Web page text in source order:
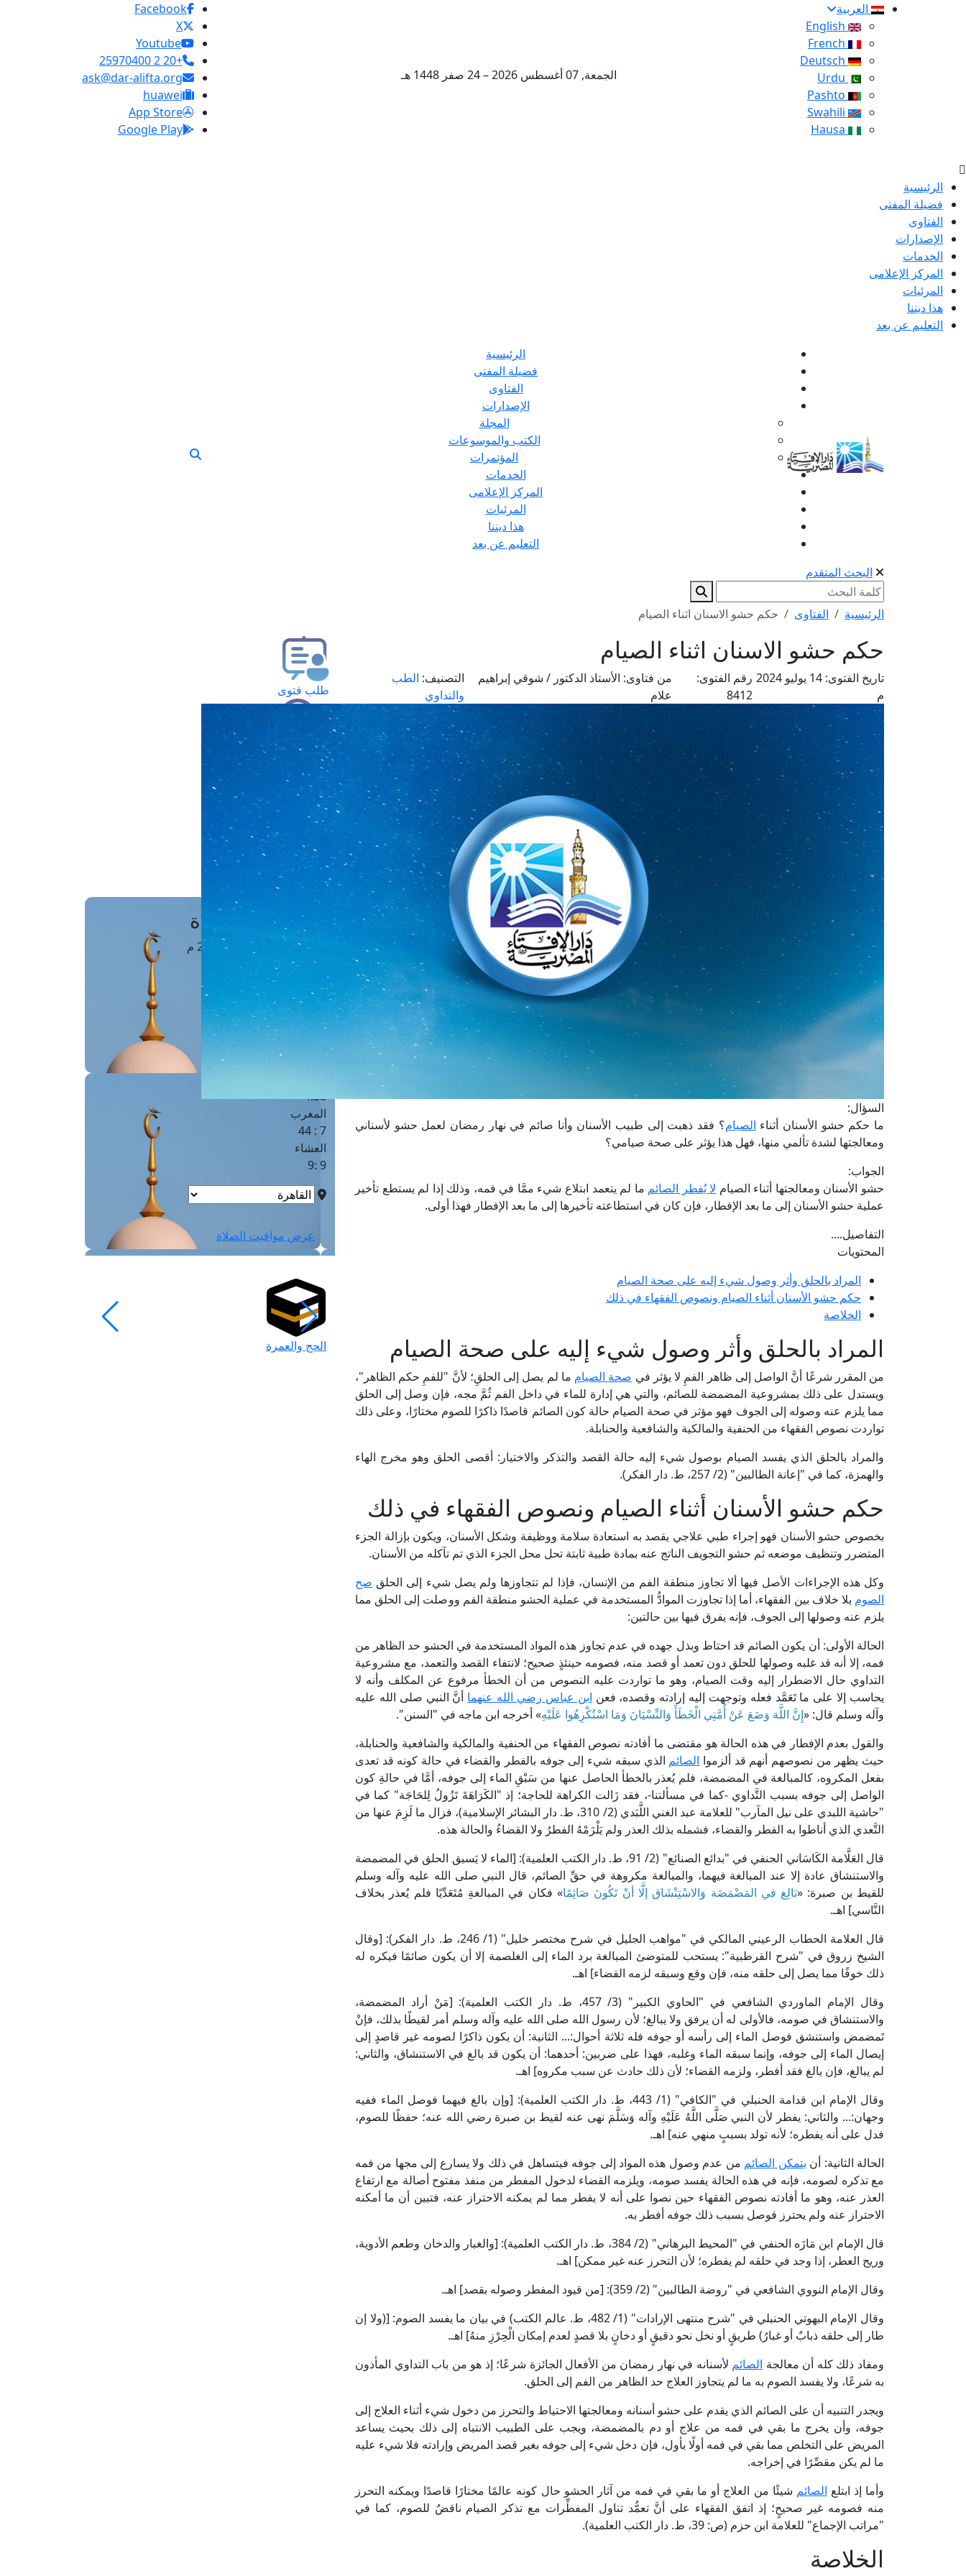
العربية
الجمعة, 07 أغسطس 2026 – 24 صفر 1448 هـ
Facebook
X
Youtube
+20 2 25970400
ask@dar-alifta.org
huawei
App Store
Google Play
الرئيسية
فضيلة المفتى
الفتاوى
الإصدارات
الخدمات
المركز الإعلامى
المرئيات
هذا ديننا
التعليم عن بعد
الرئيسية
فضيلة المفتى
الفتاوى
الإصدارات
المجلة
الكتب والموسوعات
المؤتمرات
الخدمات
المركز الإعلامى
المرئيات
هذا ديننا
التعليم عن بعد
البحث المتقدم
الرئيسية الفتاوى حكم حشو الاسنان اثناء الصيام
حكم حشو الاسنان اثناء الصيام
تاريخ الفتوى:
14 يوليو 2024
م
رقم الفتوى:
8412
من فتاوى: الأستاذ الدكتور / شوقي إبراهيم
علام
التصنيف: الطب
والتداوي
السؤال:
ما حكم حشو الأسنان أثناء الصيام؟ فقد ذهبت إلى طبيب الأسنان وأنا صائم في نهار رمضان لعمل حشو لأسناني
ومعالجتها لشدة تألمي منها، فهل هذا يؤثر على صحة صيامي؟
الجواب:
حشو الأسنان ومعالجتها أثناء الصيام لا يُفطر الصائم ما لم يتعمد ابتلاع شيء ممَّا في فمه، وذلك إذا لم يستطع تأخير
عملية حشو الأسنان إلى ما بعد الإفطار، فإن كان في استطاعته تأخيرها إلى ما بعد الإفطار فهذا أولى.
التفاصيل....
المحتويات
المراد بالحلق وأثر وصول شيء إليه على صحة الصيام
حكم حشو الأسنان أثناء الصيام ونصوص الفقهاء في ذلك
الخلاصة
المراد بالحلق وأثر وصول شيء إليه على صحة الصيام
من المقرر شرعًا أنَّ الواصل إلى ظاهر الفمِ لا يؤثر في صحة الصيام ما لم يصل إلى الحلقِ؛ لأنَّ "للفمِ حكم الظاهر"،
ويستدل على ذلك بمشروعية المضمضة للصائم، والتي هي إدارة للماء في داخل الفم ثُمَّ مجه، فإن وصل إلى الحلق
مما يلزم عنه وصوله إلى الجوف فهو مؤثر في صحة الصيام حالة كون الصائم قاصدًا ذاكرًا للصوم مختارًا، وعلى ذلك
تواردت نصوص الفقهاء من الحنفية والمالكية والشافعية والحنابلة.
والمراد بالحلق الذي يفسد الصيام بوصول شيء إليه حالة القصد والتذكر والاختيار: أقصى الحلق وهو مخرج الهاء
والهمزة، كما في "إعانة الطالبين" (2/ 257، ط. دار الفكر).
حكم حشو الأسنان أثناء الصيام ونصوص الفقهاء في ذلك
بخصوص حشو الأسنان فهو إجراء طبي علاجي يقصد به استعادة سلامة ووظيفة وشكل الأسنان، ويكون بإزالة الجزء
المتضرر وتنظيف موضعه ثم حشو التجويف الناتج عنه بمادة طبية ثابتة تحل محل الجزء الذي تم تآكله من الأسنان.
وكل هذه الإجراءات الأصل فيها ألا تجاوز منطقة الفم من الإنسان، فإذا لم تتجاوزها ولم يصل شيء إلى الحلق صح
الصوم بلا خلاف بين الفقهاء، أما إذا تجاوزت الموادُّ المستخدمة في عملية الحشو منطقة الفم ووصلت إلى الحلق مما
يلزم عنه وصولها إلى الجوف، فإنه يفرق فيها بين حالتين:
الحالة الأولى: أن يكون الصائم قد احتاط وبذل جهده في عدم تجاوز هذه المواد المستخدمة في الحشو حد الظاهر من
فمه، إلا أنه قد غلبه وصولها للحلق دون تعمد أو قصد منه، فصومه حينئذٍ صحيح؛ لانتفاء القصد والتعمد، مع مشروعية
التداوي حال الاضطرار إليه وقت الصيام، وهو ما تواردت عليه النصوص من أن الخطأ مرفوع عن المكلف وأنه لا
يحاسب إلا على ما تَعَمَّد فعله وتوجهت إليه إرادته وقصده، فعن ابن عباس رضي الله عنهما أنَّ النبي صلى الله عليه
وآله وسلم قال: «إِنَّ اللَّهَ وَضَعَ عَنْ أُمَّتِي الْخَطَأَ وَالنِّسْيَانَ وَمَا اسْتُكْرِهُوا عَلَيْهِ» أخرجه ابن ماجه في "السنن".
والقول بعدم الإفطار في هذه الحالة هو مقتضى ما أفادته نصوص الفقهاء من الحنفية والمالكية والشافعية والحنابلة،
حيث يظهر من نصوصهم أنهم قد ألزموا الصائم الذي سبقه شيء إلى جوفه بالفطر والقضاء في حالة كونه قد تعدى
بفعل المكروه، كالمبالغة في المضمضة، فلم يُعذر بالخطأ الحاصل عنها من سَبْقِ الماء إلى جوفه، أمَّا في حالةِ كون
الواصل إلى جوفه بسبب التَّداوي -كما في مسألتنا-، فقد زَالت الكراهة للحاجة؛ إذ "الكَرَاهَةَ تَزُولُ لِلحَاجَة" كما في
"حاشية اللبدي على نيل المآرب" للعلامة عبد الغني اللَّبَدي (2/ 310، ط. دار البشائر الإسلامية)، فزال ما لَزِمَ عنها من
التَّعدي الذي أناطوا به الفطر والقضاء، فشمله بذلك العذر ولم يَلْزَمْهُ الفطرُ ولا القضاءُ والحالة هذه.
قال العَلَّامة الكَاسَاني الحنفي في "بدائع الصنائع" (2/ 91، ط. دار الكتب العلمية): [الماء لا يَسبق الحلق في المضمضة
والاستنشاق عادة إلا عند المبالغة فيهما، والمبالغة مكروهة في حقِّ الصائم، قال النبي صلى الله عليه وآله وسلم
للقيط بن صبرة: «بَالِغ في المَضْمَضَة وَالاسْتِنْشَاق إلَّا أنْ تَكُونَ صَائِمًا» فكان في المبالغةِ مُتَعَدِّيًا فلم يُعذر بخلاف
النَّاسي] اهـ.
قال العلامة الحطاب الرعيني المالكي في "مواهب الجليل في شرح مختصر خليل" (1/ 246، ط. دار الفكر): [وقال
الشيخ زروق في "شرح القرطبية": يستحب للمتوضئ المبالغة برد الماء إلى الغلصمة إلا أن يكون صائمًا فيكره له
ذلك خوفًا مما يصل إلى حلقه منه، فإن وقع وسبقه لزمه القضاء] اهـ.
وقال الإمام الماوردي الشافعي في "الحاوي الكبير" (3/ 457، ط. دار الكتب العلمية): [مَنْ أراد المضمضة،
والاستنشاق في صومه، فالأولى له أن يرفق ولا يبالغ؛ لأن رسول الله صلى الله عليه وآله وسلم أمر لقيطًا بذلك، فإنْ
تَمضمض واستنشق فوصل الماء إلى رأسه أو جوفه فله ثلاثة أحوال:... الثانية: أن يكون ذاكرًا لصومه غير قاصدٍ إلى
إيصال الماء إلى جوفه، وإنما سبقه الماء وغلبه، فهذا على ضربين: أحدهما: أن يكون قد بالغ في الاستنشاق، والثاني:
لم يبالغ، فإن بالغ فقد أفطر، ولزمه القضاء؛ لأن ذلك حادث عن سبب مكروه] اهـ.
وقال الإمام ابن قدامة الحنبلي في "الكافي" (1/ 443، ط. دار الكتب العلمية): [وإن بالغ فيهما فوصل الماء ففيه
وجهان:... والثاني: يفطر لأن النبي صَلَّى اللَّهُ عَلَيْهِ وآله وَسَلَّمَ نهى عنه لقيط بن صبرة رضي الله عنه؛ حفظًا للصوم،
فدل على أنه يفطره؛ لأنه تولد بسببٍ منهي عنه] اهـ.
الحالة الثانية: أن يتمكن الصائم من عدم وصول هذه المواد إلى جوفه فيتساهل في ذلك ولا يسارع إلى مجها من فمه
مع تذكره لصومه، فإنه في هذه الحالة يفسد صومه، ويلزمه القضاء لدخول المفطر من منفذ مفتوح أصالة مع ارتفاع
العذر عنه، وهو ما أفادته نصوص الفقهاء حين نصوا على أنه لا يفطر مما لم يمكنه الاحتراز عنه، فتبين أن ما أمكنه
الاحتراز عنه ولم يحترز فوصل بسبب ذلك جوفه أفطر به.
قال الإمام ابن مَازَه الحنفي في "المحيط البرهاني" (2/ 384، ط. دار الكتب العلمية): [والغبار والدخان وطعم الأدوية،
وريح العطر، إذا وجد في حلقه لم يفطره؛ لأن التحرز عنه غير ممكن] اهـ.
وقال الإمام النووي الشافعي في "روضة الطالبين" (2/ 359): [من قيود المفطر وصوله بقصد] اهـ.
وقال الإمام البهوتي الحنبلي في "شرح منتهى الإرادات" (1/ 482، ط. عالم الكتب) في بيان ما يفسد الصوم: [(ولا إن
طار إلى حلقه ذبابٌ أو غبارُ) طريقٍ أو نخل نحو دقيقٍ أو دخانٍ بلا قصدٍ لعدم إمكان الْحِرْزِ منهُ] اهـ.
ومفاد ذلك كله أن معالجة الصائم لأسنانه في نهار رمضان من الأفعال الجائزة شرعًا؛ إذ هو من باب التداوي المأذون
به شرعًا، ولا يفسد الصوم به ما لم يتجاوز العلاج حد الظاهر من الفم إلى الحلق.
ويجدر التنبيه أن على الصائم الذي يقدم على حشو أسنانه ومعالجتها الاحتياط والتحرز من دخول شيء أثناء العلاج إلى
جوفه، وأن يخرج ما بقي في فمه من علاج أو دم بالمضمضة، ويجب على الطبيب الانتباه إلى ذلك بحيث يساعد
المريض على التخلص مما بقي في فمه أولًا بأول، فإن دخل شيء إلى جوفه بغير قصد المريض وإرادته فلا شيء عليه
ما لم يكن مقصِّرًا في إخراجه.
وأما إذ ابتلع الصائم شيئًا من العلاج أو ما بقي في فمه من آثار الحشو حال كونه عالمًا مختارًا قاصدًا ويمكنه التحرز
منه فصومه غير صحيحٍ؛ إذ اتفق الفقهاء على أنَّ تعمُّد تناول المفطِّرات مع تذكر الصيام ناقضٌ للصوم، كما في
"مراتب الإجماع" للعلامة ابن حزم (ص: 39، ط. دار الكتب العلمية).
الخلاصة
طلب فتوى
استعلام عن فتوى
حجز موعد
الفتوى الهاتفية
مَواقِيتُ الصَّـــلاة
القاهرة · 07 أغسطس 2026 م
4 :41
الشروق
6 :17
4:38
المغرب
7 : 44
العشاء
9 :9
عرض مواقيت الصلاة
الحج والعمرة